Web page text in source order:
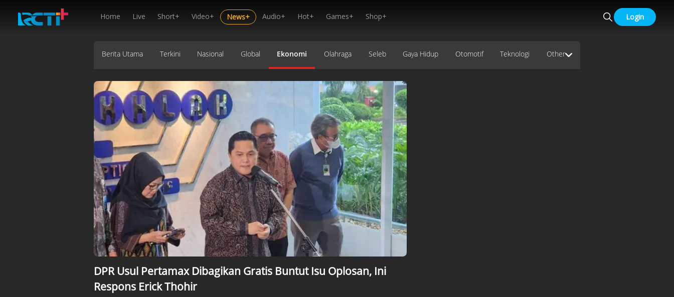
Home Live Short+ Video+ News+ Audio+ Hot+ Games+ Shop+ Login
Berita Utama Terkini Nasional Global Ekonomi Olahraga Seleb Gaya Hidup Otomotif Teknologi Other
DPR Usul Pertamax Dibagikan Gratis Buntut Isu Oplosan, Ini
Respons Erick Thohir